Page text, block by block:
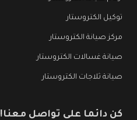
توكيل الكتروستار
مركز صيانة الكتروستار
صيانة غسالات الكتروستار
صيانة ثلاجات الكتروستار
كن دائما على تواصل معنا!